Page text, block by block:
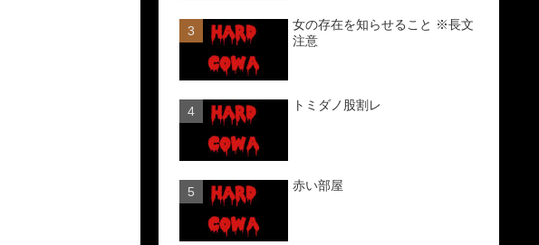
女の存在を知らせること ※長文
注意
トミダノ股割レ
赤い部屋